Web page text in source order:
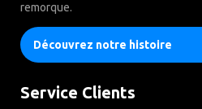
remorque.
Découvrez notre histoire
Service Clients